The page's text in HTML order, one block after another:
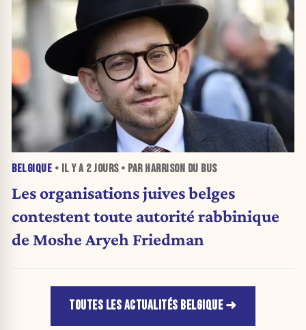
BELGIQUE • IL Y A 2 JOURS• PAR HARRISON DU BUS
Les organisations juives belges
contestent toute autorité rabbinique
de Moshe Aryeh Friedman
TOUTES LES ACTUALITÉS BELGIQUE